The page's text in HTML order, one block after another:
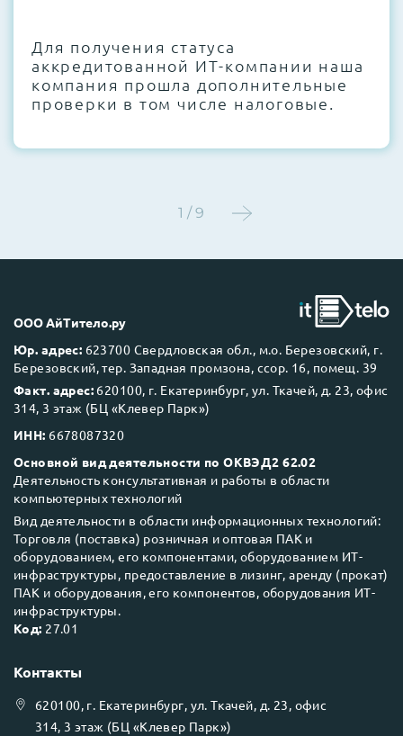
Этап 4:Стресс-тестирование под 100%
нагрузкой в течение 72 часов для
проверки стабильности всех подсистем
Next Business Day (NBD)
Для получения статуса
аккредитованной ИТ-компании наша
компания прошла дополнительные
проверки в том числе налоговые.
1 / 9
ООО АйТитело.ру
Юр. адрес: 623700 Свердловская обл., м.о. Березовский, г.
Березовский, тер. Западная промзона, ссор. 16, помещ. 39
Факт. адрес: 620100, г. Екатеринбург, ул. Ткачей, д. 23, офис
314, 3 этаж (БЦ «Клевер Парк»)
ИНН: 6678087320
Основной вид деятельности по ОКВЭД2 62.02
Деятельность консультативная и работы в области
компьютерных технологий
Вид деятельности в области информационных технологий:
Торговля (поставка) розничная и оптовая ПАК и
оборудованием, его компонентами, оборудованием ИТ-
инфраструктуры, предоставление в лизинг, аренду (прокат)
ПАК и оборудования, его компонентов, оборудования ИТ-
инфраструктуры.
Код: 27.01
Контакты
620100, г. Екатеринбург, ул.Ткачей, д. 23, офис
314, 3 этаж (БЦ «Клевер Парк»)